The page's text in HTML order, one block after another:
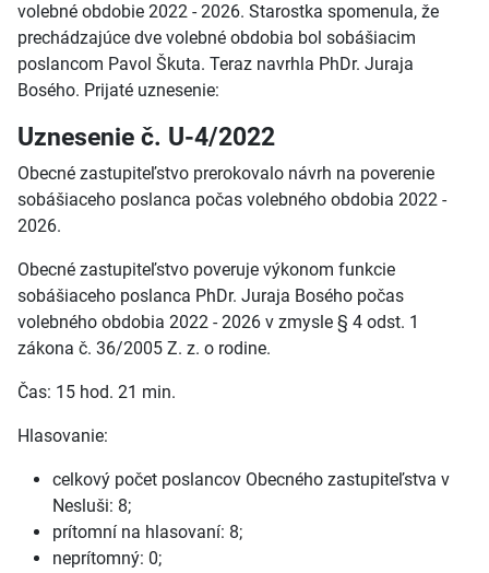
volebné obdobie 2022 - 2026. Starostka spomenula, že
prechádzajúce dve volebné obdobia bol sobášiacim
poslancom Pavol Škuta. Teraz navrhla PhDr. Juraja
Bosého. Prijaté uznesenie:
Uznesenie č. U-4/2022
Obecné zastupiteľstvo prerokovalo návrh na poverenie
sobášiaceho poslanca počas volebného obdobia 2022 -
2026.
Obecné zastupiteľstvo poveruje výkonom funkcie
sobášiaceho poslanca PhDr. Juraja Bosého počas
volebného obdobia 2022 - 2026 v zmysle § 4 odst. 1
zákona č. 36/2005 Z. z. o rodine.
Čas: 15 hod. 21 min.
Hlasovanie:
celkový počet poslancov Obecného zastupiteľstva v
Nesluši: 8;
prítomní na hlasovaní: 8;
neprítomný: 0;